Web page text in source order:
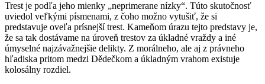
Trest je podľa jeho mienky „neprimerane nízky“. Túto skutočnosť
uviedol veľkými písmenami, z čoho možno vytušiť, že si
predstavuje oveľa prísnejší trest. Kameňom úrazu tejto predstavy je,
že sa tak dostávame na úroveň trestov za úkladné vraždy a iné
úmyselné najzávažnejšie delikty. Z morálneho, ale aj z právneho
hľadiska pritom medzi Dědečkom a úkladným vrahom existuje
kolosálny rozdiel.